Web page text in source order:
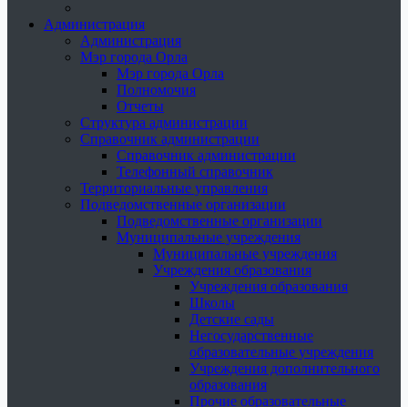
Администрация
Администрация
Мэр города Орла
Мэр города Орла
Полномочия
Отчеты
Структура администрации
Справочник администрации
Справочник администрации
Телефонный справочник
Территориальные управления
Подведомственные организации
Подведомственные организации
Муниципальные учреждения
Муниципальные учреждения
Учреждения образования
Учреждения образования
Школы
Детские сады
Негосударственные
образовательные учреждения
Учреждения дополнительного
образования
Прочие образовательные